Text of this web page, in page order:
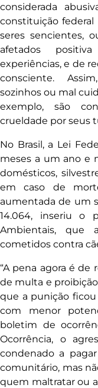
considerada
constituição federal
seres sencientes,
afetados
experiências, e de
consciente.
sozinhos ou mal
exemplo, são
crueldade por seus
No Brasil, a Lei
meses a um ano e
domésticos,
em caso de
aumentada de um
14.064, inseriu o
Ambientais, que
cometidos contra
“A pena agora é de
de multa e
que a punição ficou
com menor
boletim de
Ocorrência, o
condenado a
comunitário, mas
quem maltratar ou